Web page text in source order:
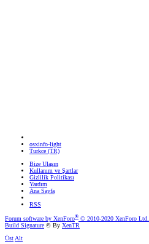
osxinfo-light
Turkce (TR)
Bize Ulaşın
Kullanım ve Şartlar
Gizlilik Politikası
Yardım
Ana Sayfa
RSS
Forum software by XenForo® © 2010-2020 XenForo Ltd.
Build Signature © By XenTR
ÜstAlt